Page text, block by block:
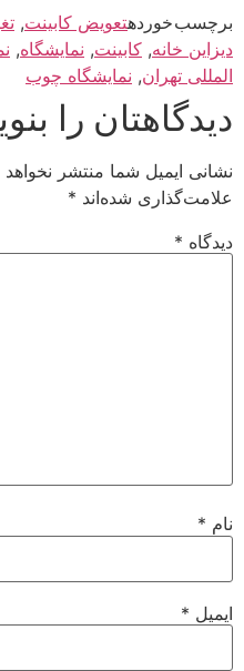
برچسب خوردهتعویض کابینت,
دیزاین خانه, کابینت, نمایشگاه,
المللی تهران, نمایشگاه چوب
دیدگاهتان را
نشانی ایمیل شما منتشر
علامت‌گذاری شده‌اند *
دیدگاه *
نام *
ایمیل *